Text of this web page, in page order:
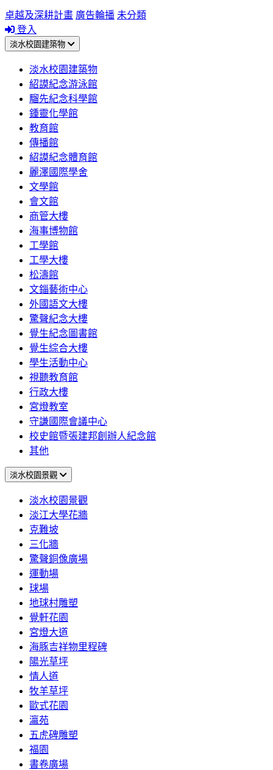
卓越及深耕計畫 廣告輪播 未分類
登入
淡水校園建築物
淡水校園建築物
紹謨紀念游泳館
騮先紀念科學館
鍾靈化學館
教育館
傳播館
紹謨紀念體育館
麗澤國際學舍
文學館
會文館
商管大樓
海事博物館
工學館
工學大樓
松濤館
文錙藝術中心
外國語文大樓
驚聲紀念大樓
覺生紀念圖書館
覺生綜合大樓
學生活動中心
視聽教育館
行政大樓
宮燈教室
守謙國際會議中心
校史館暨張建邦創辦人紀念館
其他
淡水校園景觀
淡水校園景觀
淡江大學花牆
克難坡
三化牆
驚聲銅像廣場
運動場
球場
地球村雕塑
覺軒花園
宮燈大道
海豚吉祥物里程碑
陽光草坪
情人道
牧羊草坪
歐式花園
瀛苑
五虎碑雕塑
福園
書卷廣場